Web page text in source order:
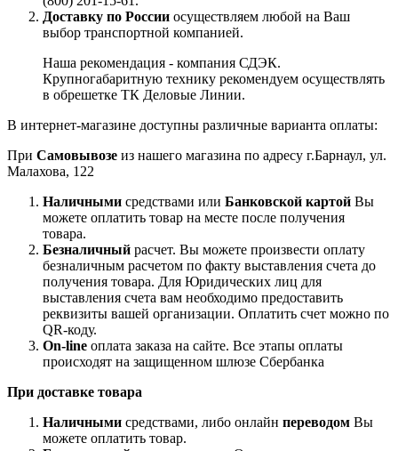
Доставку по России осуществляем любой на Ваш
выбор транспортной компанией.
Наша рекомендация - компания СДЭК.
Крупногабаритную технику рекомендуем осуществлять
в обрешетке ТК Деловые Линии.
В интернет-магазине доступны различные варианта оплаты:
При Самовывозе из нашего магазина по адресу г.Барнаул, ул.
Малахова, 122
Наличными средствами или Банковской картой Вы
можете оплатить товар на месте после получения
товара.
Безналичный расчет. Вы можете произвести оплату
безналичным расчетом по факту выставления счета до
получения товара. Для Юридических лиц для
выставления счета вам необходимо предоставить
реквизиты вашей организации. Оплатить счет можно по
QR-коду.
On-line оплата заказа на сайте. Все этапы оплаты
происходят на защищенном шлюзе Сбербанка
При доставке товара
Наличными средствами, либо онлайн переводом Вы
можете оплатить товар.